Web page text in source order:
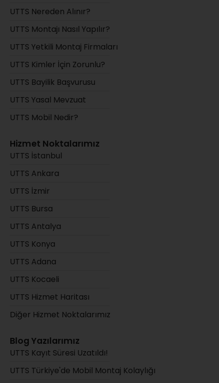
UTTS Nereden Alınır?
UTTS Montajı Nasıl Yapılır?
UTTS Yetkili Montaj Firmaları
UTTS Kimler İçin Zorunlu?
UTTS Bayilik Başvurusu
UTTS Yasal Mevzuat
UTTS Mobil Nedir?
Hizmet Noktalarımız
UTTS İstanbul
UTTS Ankara
UTTS İzmir
UTTS Bursa
UTTS Antalya
UTTS Konya
UTTS Adana
UTTS Kocaeli
UTTS Hizmet Haritası
Diğer Hizmet Noktalarımız
Blog Yazılarımız
UTTS Kayıt Süresi Uzatıldı!
UTTS Türkiye'de Mobil Montaj Kolaylığı